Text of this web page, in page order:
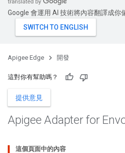
Google 會運用 AI 技術將內容翻譯成你
Apigee Edge 開發
這對你有幫助嗎？
提供意見
Apigee Adapter for
這個頁面中的內容